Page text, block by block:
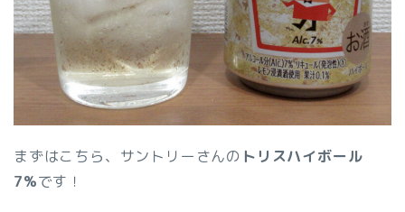
まずはこちら、サントリーさんの トリスハイボール
7%です！